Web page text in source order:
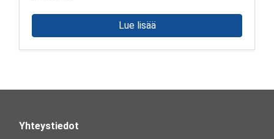
Lue lisää
Yhteystiedot